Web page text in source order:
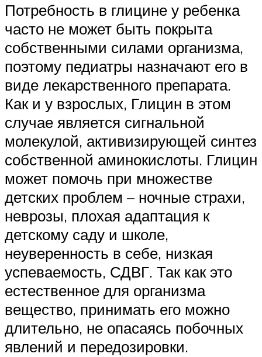
Потребность в глицине у ребенка
часто не может быть покрыта
собственными силами организма,
поэтому педиатры назначают его в
виде лекарственного препарата.
Как и у взрослых, Глицин в этом
случае является сигнальной
молекулой, активизирующей синтез
собственной аминокислоты. Глицин
может помочь при множестве
детских проблем – ночные страхи,
неврозы, плохая адаптация к
детскому саду и школе,
неуверенность в себе, низкая
успеваемость, СДВГ. Так как это
естественное для организма
вещество, принимать его можно
длительно, не опасаясь побочных
явлений и передозировки.